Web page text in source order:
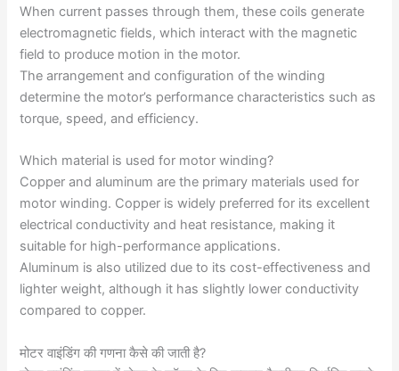
When current passes through them, these coils generate
electromagnetic fields, which interact with the magnetic
field to produce motion in the motor.
The arrangement and configuration of the winding
determine the motor’s performance characteristics such as
torque, speed, and efficiency.
Which material is used for motor winding?
Copper and aluminum are the primary materials used for
motor winding. Copper is widely preferred for its excellent
electrical conductivity and heat resistance, making it
suitable for high-performance applications.
Aluminum is also utilized due to its cost-effectiveness and
lighter weight, although it has slightly lower conductivity
compared to copper.
मोटर वाइंडिंग की गणना कैसे की जाती है?